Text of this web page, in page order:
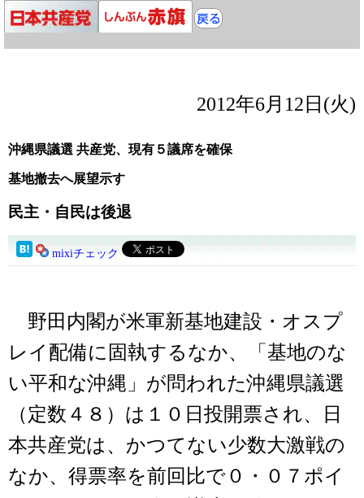
2012年6月12日(火)
沖縄県議選 共産党、現有５議席を確保
基地撤去へ展望示す
民主・自民は後退
mixiチェック
野田内閣が米軍新基地建設・オスプ
レイ配備に固執するなか、「基地のな
い平和な沖縄」が問われた沖縄県議選
（定数４８）は１０日投開票され、日
本共産党は、かつてない少数大激戦の
なか、得票率を前回比で０・０７ポイ